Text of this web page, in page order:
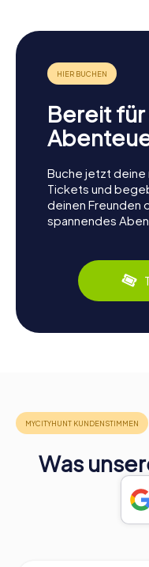
Bereit für
Buche jetzt deine
Tickets und
deinen Freunden
spannendes
Was